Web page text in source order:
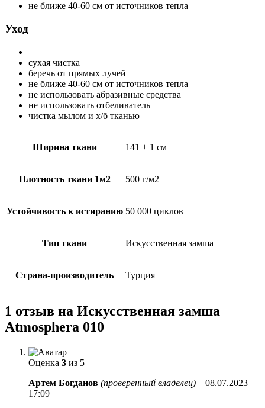
не ближе 40-60 см от источников тепла
Уход
сухая чистка
беречь от прямых лучей
не ближе 40-60 см от источников тепла
не использовать абразивные средства
не использовать отбеливатель
чистка мылом и х/б тканью
Ширина ткани 141 ± 1 см
Плотность ткани 1м2 500 г/м2
Устойчивость к истиранию 50 000 циклов
Тип ткани Искусственная замша
Страна-производитель Турция
1 отзыв на Искусственная замша
Atmosphera 010
Оценка 3 из 5
Артем Богданов (проверенный владелец) – 08.07.2023
17:09